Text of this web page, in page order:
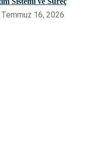
Temmuz 16, 2026